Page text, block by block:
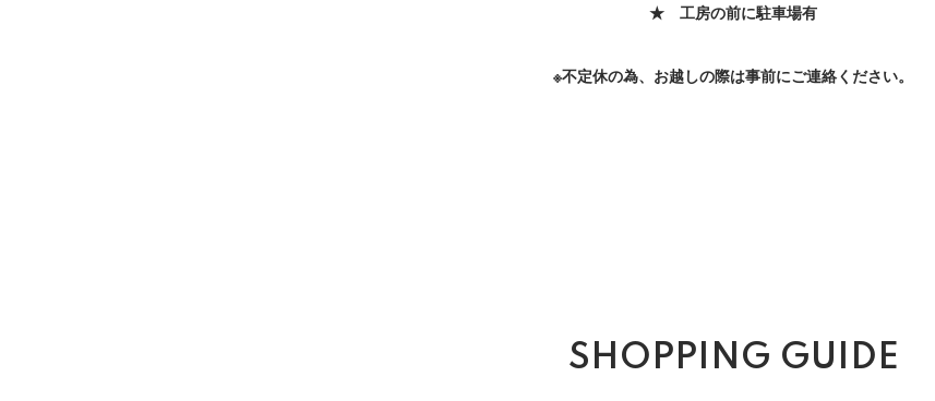
★ 工房の前に駐車場有
※不定休の為、お越しの際は事前にご連絡ください。
SHOPPING GUIDE